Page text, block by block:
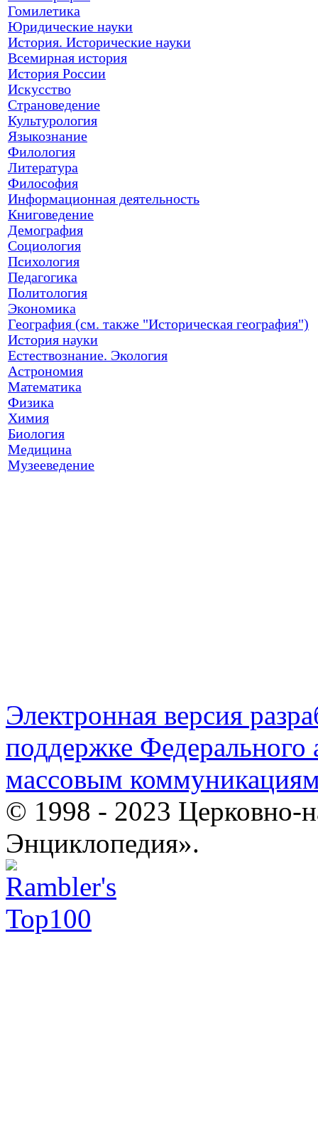
Гомилетика
Юридические науки
История. Исторические науки
Всемирная история
История России
Искусство
Страноведение
Культурология
Языкознание
Филология
Литература
Философия
Информационная деятельность
Книговедение
Демография
Социология
Психология
Педагогика
Политология
Экономика
География (см. также "Историческая география")
История науки
Естествознание. Экология
Астрономия
Математика
Физика
Химия
Биология
Медицина
Музееведение
Электронная версия
поддержке Федерального
массовым
© 1998 - 2023 Церковно-
Энциклопедия».